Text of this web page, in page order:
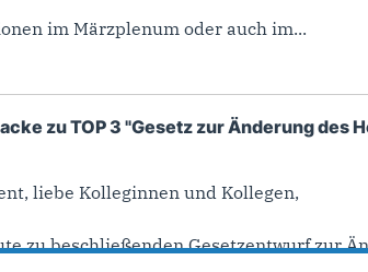
im Märzplenum oder auch im...
zu TOP 3 "Gesetz zur Änderung des
liebe Kolleginnen und Kollegen,
zu beschließenden Gesetzentwurf zur